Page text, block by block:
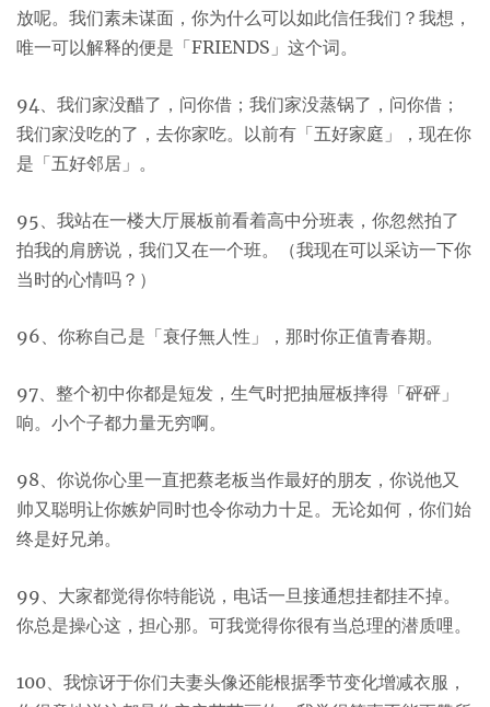
放呢。我们素未谋面，你为什么可以如此信任我们？我想，
唯一可以解释的便是「FRIENDS」这个词。
94、我们家没醋了，问你借；我们家没蒸锅了，问你借；
我们家没吃的了，去你家吃。以前有「五好家庭」，现在你
是「五好邻居」。
95、我站在一楼大厅展板前看着高中分班表，你忽然拍了
拍我的肩膀说，我们又在一个班。（我现在可以采访一下你
当时的心情吗？）
96、你称自己是「衰仔無人性」，那时你正值青春期。
97、整个初中你都是短发，生气时把抽屉板摔得「砰砰」
响。小个子都力量无穷啊。
98、你说你心里一直把蔡老板当作最好的朋友，你说他又
帅又聪明让你嫉妒同时也令你动力十足。无论如何，你们始
终是好兄弟。
99、大家都觉得你特能说，电话一旦接通想挂都挂不掉。
你总是操心这，担心那。可我觉得你很有当总理的潜质哩。
100、我惊讶于你们夫妻头像还能根据季节变化增减衣服，